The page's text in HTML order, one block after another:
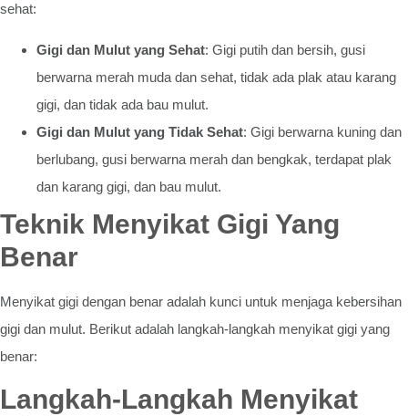
sehat:
Gigi dan Mulut yang Sehat: Gigi putih dan bersih, gusi
berwarna merah muda dan sehat, tidak ada plak atau karang
gigi, dan tidak ada bau mulut.
Gigi dan Mulut yang Tidak Sehat: Gigi berwarna kuning dan
berlubang, gusi berwarna merah dan bengkak, terdapat plak
dan karang gigi, dan bau mulut.
Teknik Menyikat Gigi Yang
Benar
Menyikat gigi dengan benar adalah kunci untuk menjaga kebersihan
gigi dan mulut. Berikut adalah langkah-langkah menyikat gigi yang
benar:
Langkah-Langkah Menyikat